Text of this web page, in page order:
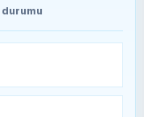
(10-24